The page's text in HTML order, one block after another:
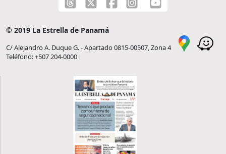
© 2019 La Estrella de Panamá
C/ Alejandro A. Duque G. - Apartado 0815-00507, Zona 4
Teléfono: +507 204-0000